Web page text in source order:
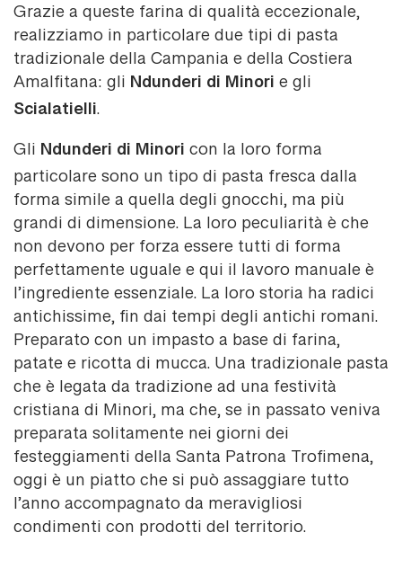
Grazie a queste farina di qualità eccezionale,
realizziamo in particolare due tipi di pasta
tradizionale della Campania e della Costiera
Amalfitana: gli Ndunderi di Minori e gli
Scialatielli.
Gli Ndunderi di Minori con la loro forma
particolare sono un tipo di pasta fresca dalla
forma simile a quella degli gnocchi, ma più
grandi di dimensione. La loro peculiarità è che
non devono per forza essere tutti di forma
perfettamente uguale e qui il lavoro manuale è
l’ingrediente essenziale. La loro storia ha radici
antichissime, fin dai tempi degli antichi romani.
Preparato con un impasto a base di farina,
patate e ricotta di mucca. Una tradizionale pasta
che è legata da tradizione ad una festività
cristiana di Minori, ma che, se in passato veniva
preparata solitamente nei giorni dei
festeggiamenti della Santa Patrona Trofimena,
oggi è un piatto che si può assaggiare tutto
l’anno accompagnato da meravigliosi
condimenti con prodotti del territorio.